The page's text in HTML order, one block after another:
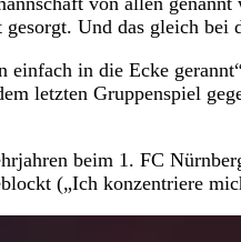
Und das gleich bei
in die Ecke
letzten Gruppenspiel
beim 1. FC
(„Ich konzentriere